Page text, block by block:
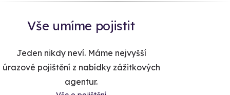
Vše umíme pojistit
Jeden nikdy neví. Máme nejvyšší
úrazové pojištění z nabídky zážitkových
agentur.